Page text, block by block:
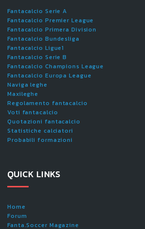
Fantacalcio Serie A
Fantacalcio Premier League
Fantacalcio Primera Division
Fantacalcio Bundesliga
Fantacalcio Ligue1
Fantacalcio Serie B
Fantacalcio Champions League
Fantacalcio Europa League
Naviga leghe
Maxileghe
Regolamento fantacalcio
Voti fantacalcio
Quotazioni fantacalcio
Statistiche calciatori
Probabili formazioni
QUICK LINKS
Home
Forum
Fanta.Soccer Magazine